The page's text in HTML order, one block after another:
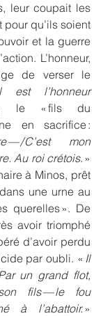
leur coupait les
pour qu’ils soient
et la guerre
L’honneur,
de verser le
est l’honneur
le « fils du
en sacrifice :
/ C’est mon
Au roi crétois. »
à Minos, prêt
une urne au
querelles ». De
avoir triomphé
d’avoir perdu
par oubli. « Il
un grand flot,
fils — le fou
à l’abattoir. »